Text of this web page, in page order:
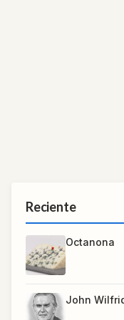
Reciente
Octanona
John